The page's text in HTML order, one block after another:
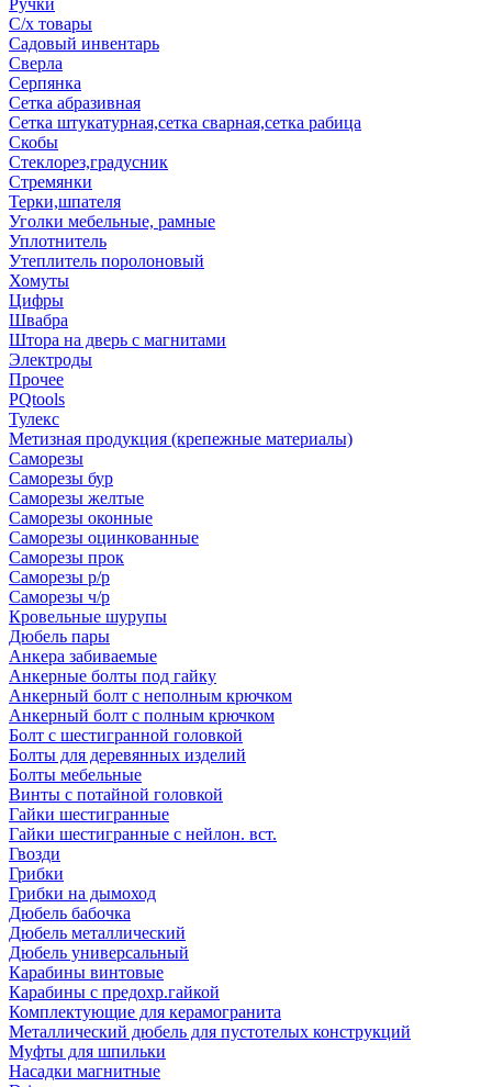
Ручки
С/х товары
Садовый инвентарь
Сверла
Серпянка
Сетка абразивная
Сетка штукатурная,сетка сварная,сетка рабица
Скобы
Стеклорез,градусник
Стремянки
Терки,шпателя
Уголки мебельные, рамные
Уплотнитель
Утеплитель поролоновый
Хомуты
Цифры
Швабра
Штора на дверь с магнитами
Электроды
Прочее
PQtools
Тулекс
Метизная продукция (крепежные материалы)
Саморезы
Саморезы бур
Саморезы желтые
Саморезы оконные
Саморезы оцинкованные
Саморезы прок
Саморезы р/р
Саморезы ч/р
Кровельные шурупы
Дюбель пары
Анкера забиваемые
Анкерные болты под гайку
Анкерный болт с неполным крючком
Анкерный болт с полным крючком
Болт с шестигранной головкой
Болты для деревянных изделий
Болты мебельные
Винты с потайной головкой
Гайки шестигранные
Гайки шестигранные с нейлон. вст.
Гвозди
Грибки
Грибки на дымоход
Дюбель бабочка
Дюбель металлический
Дюбель универсальный
Карабины винтовые
Карабины с предохр.гайкой
Комплектующие для керамогранита
Металлический дюбель для пустотелых конструкций
Муфты для шпильки
Насадки магнитные